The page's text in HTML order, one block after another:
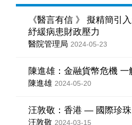
《醫言有信 》 擬精簡引
紓緩病患財政壓力
醫院管理局 2024-05-23
陳進雄：金融貨幣危機 一
陳進雄 2024-05-20
汪敦敬：香港 — 國際珍珠
汪敦敬 2024-03-15